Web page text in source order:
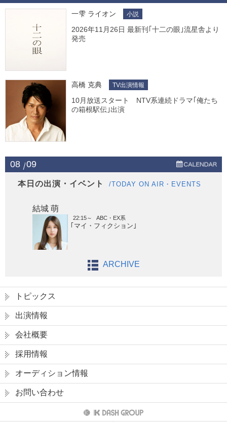
一雫 ライオン 小説
2026年11月26日 最新刊｢十二の眼｣流星舎より
発売
高橋 克典 TV出演情報
10月放送スタート NTV系連続ドラマ｢俺たち
の箱根駅伝｣出演
08 09
本日の出演・イベント /TODAY ON AIR・EVENTS
結城 萌
22:15～ ABC・EX系
｢マイ・フィクション｣
ARCHIVE
トピックス
出演情報
会社概要
採用情報
オーディション情報
お問い合わせ